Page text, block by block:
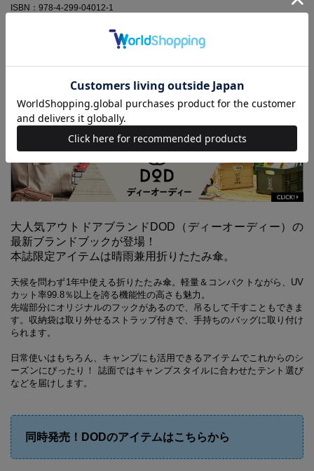
ISBN：978-4-299-04012-1
売り切れ
売り切れの場合はご容赦ください
大人気アウトドアブランドDOD（ディーオーディー）の
最新ブランドブックが登場！
本誌限定アイテムは晴雨兼用折りたたみ傘。
天候を問わず1年中使える折りたたみ傘。軽量＆コンパクトながら、UV
カット率99.8％以上を誇る機能性の高さも魅力。
先端部分にオリジナルのフックがあるので、吊るして干すこともできま
す。収納袋は取り外せるストラップ付きで、手持ちのバッグに取り付け
られます。
日常使いはもちろん、キャンプにも活用できるアイテムでこれからのシ
ーズンにぴったり！ 誌面ではキャンプスタイルに合わせたテント選び
などを届けします。
同時発売！DODのアイテムはこちらから